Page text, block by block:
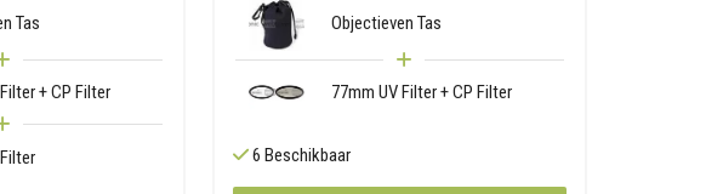
Tas
+ CP Filter
Objectieven Tas
77mm UV Filter + CP Filter
6 Beschikbaar